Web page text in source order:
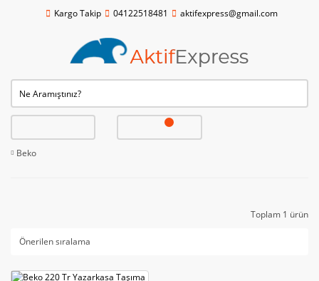
Kargo Takip 04122518481 aktifexpress@gmail.com
Beko
Toplam 1 ürün